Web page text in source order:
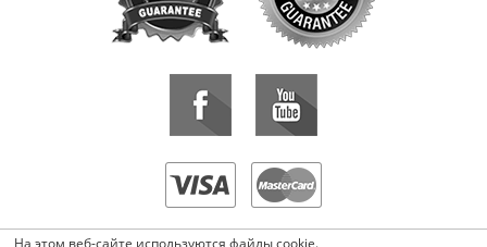
«KrutilVertel» © 2015-2026 Все права защищены.
На этом веб-сайте используются файлы cookie.